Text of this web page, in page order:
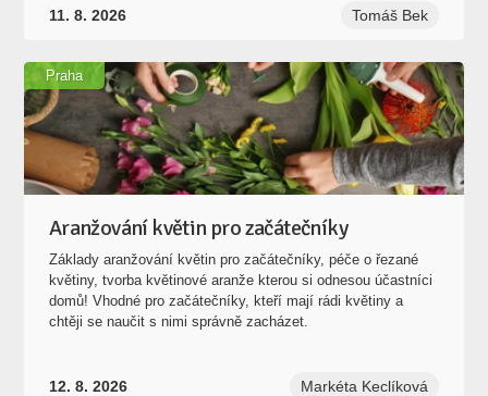
11. 8. 2026 Tomáš Bek
Aranžování květin pro začátečníky
Základy aranžování květin pro začátečníky, péče o řezané
květiny, tvorba květinové aranže kterou si odnesou účastníci
domů! Vhodné pro začátečníky, kteří mají rádi květiny a
chtěji se naučit s nimi správně zacházet.
12. 8. 2026 Markéta Keclíková
Praha